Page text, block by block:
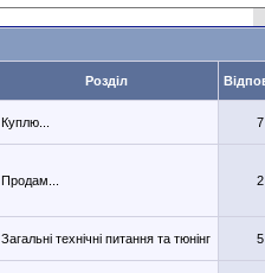
Розділ
Куплю... 7
Продам... 2
Загальні технічні питання та тюнінг 5